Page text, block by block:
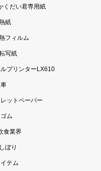
くだい君専用紙
紙
フィルム
写紙
プリンターLX610
レットペーパー
ム
食業界
ぼり
テム